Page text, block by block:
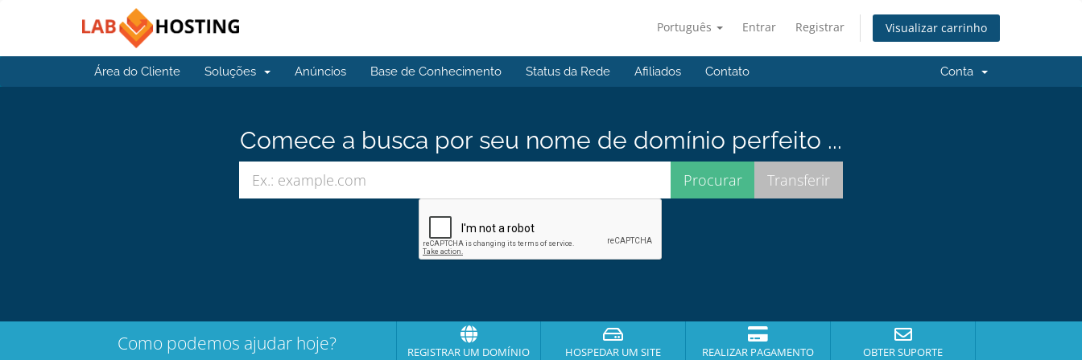
Português Entrar Registrar Visualizar carrinho
Área do Cliente Soluções Anúncios Base de Conhecimento Status da Rede Afiliados Contato Conta
Comece a busca por seu nome de domínio perfeito ...
Como podemos ajudar hoje? REGISTRAR UM DOMÍNIO HOSPEDAR UM SITE REALIZAR PAGAMENTO OBTER SUPORTE